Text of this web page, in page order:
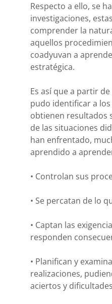
Respecto a ello, se
investigaciones,
comprender la
aquellos
coadyuvan a
estratégica.
Es así que a partir
pudo identificar a
obtienen resultados
de las situaciones
han enfrentado,
aprendido a
• Controlan sus
• Se percatan de lo
• Captan las
responden
• Planifican y
realizaciones,
aciertos y